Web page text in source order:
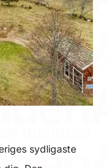
sydligaste